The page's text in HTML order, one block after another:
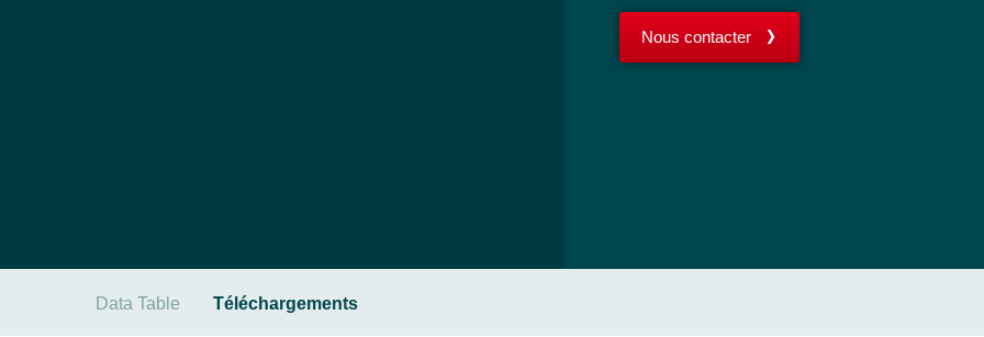
Nous contacter
Data Table Téléchargements